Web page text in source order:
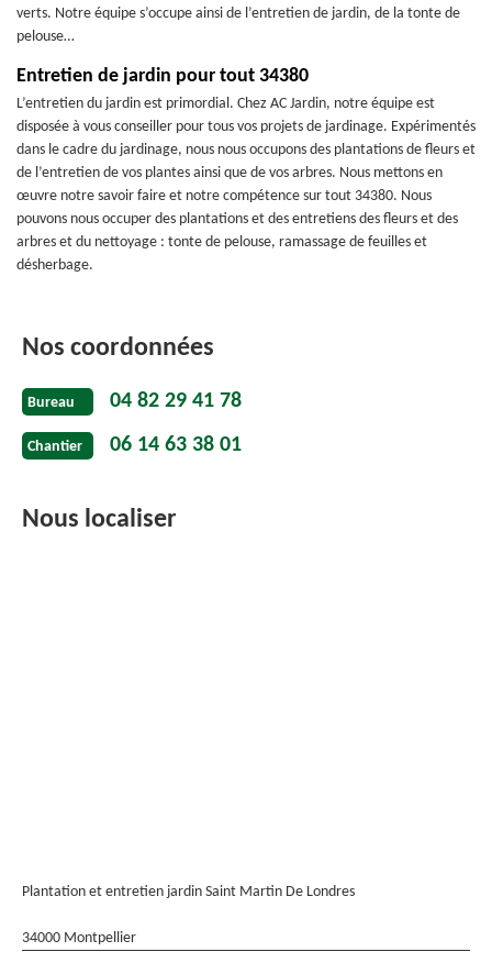
verts. Notre équipe s’occupe ainsi de l’entretien de jardin, de la tonte de
pelouse…
Entretien de jardin pour tout 34380
L’entretien du jardin est primordial. Chez AC Jardin, notre équipe est
disposée à vous conseiller pour tous vos projets de jardinage. Expérimentés
dans le cadre du jardinage, nous nous occupons des plantations de fleurs et
de l’entretien de vos plantes ainsi que de vos arbres. Nous mettons en
œuvre notre savoir faire et notre compétence sur tout 34380. Nous
pouvons nous occuper des plantations et des entretiens des fleurs et des
arbres et du nettoyage : tonte de pelouse, ramassage de feuilles et
désherbage.
Nos coordonnées
Bureau 04 82 29 41 78
Chantier 06 14 63 38 01
Nous localiser
Plantation et entretien jardin Saint Martin De Londres
34000 Montpellier